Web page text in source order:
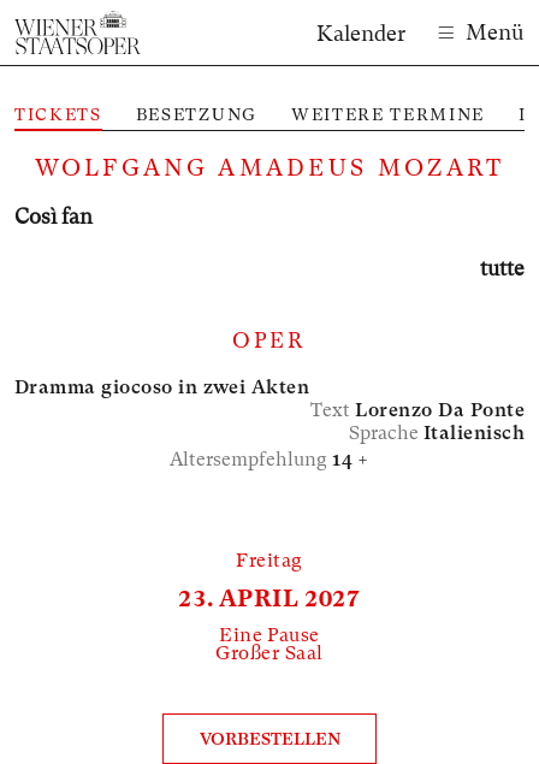
Kalender Menü
TICKETS BESETZUNG WEITERE TERMINE
WOLFGANG AMADEUS MOZART
Così fan
tutte
OPER
Dramma giocoso in zwei Akten
TextLorenzo Da Ponte
Sprache Italienisch
Altersempfehlung14 +
Freitag
23. APRIL 2027
Eine Pause
Großer Saal
VORBESTELLEN